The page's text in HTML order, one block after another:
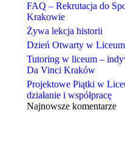
FAQ – Rekrutacja do
Krakowie
Żywa lekcja historii
Dzień Otwarty w
Tutoring w liceum –
Da Vinci Kraków
Projektowe Piątki w
działanie i współpracę
Najnowsze komentarze